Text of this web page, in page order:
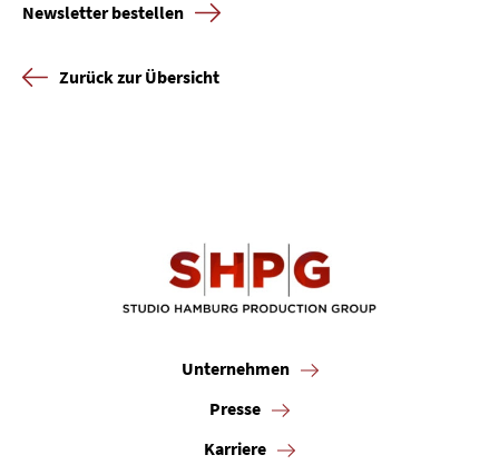
Newsletter bestellen
Zurück zur Übersicht
Unternehmen
Presse
Karriere